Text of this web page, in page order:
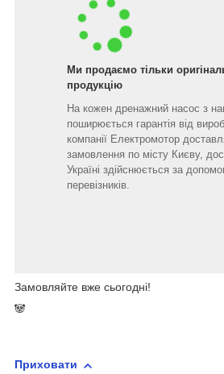
Ми продаємо тільки
продукцію
На кожен дренажний насос з
поширюється гарантія від
компанії Електромотор
замовлення по місту Києву,
Україні здійснюється за
перевізників.
Замовляйте вже сьогодні!
🐼
Приховати